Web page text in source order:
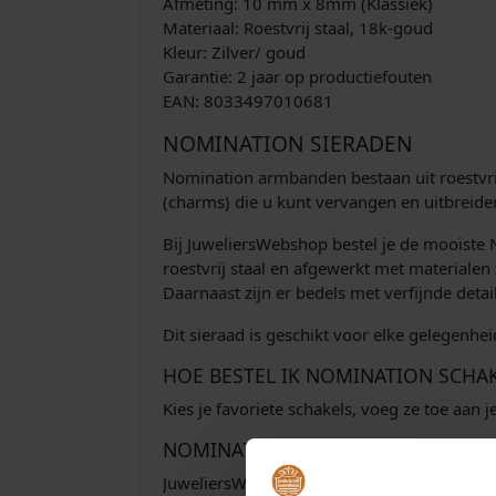
Materiaal: Roestvrij staal, 18k-goud
Kleur: Zilver/ goud
Garantie: 2 jaar op productiefouten
EAN: 8033497010681
NOMINATION SIERADEN
Nomination armbanden bestaan uit
(charms) die u kunt vervangen en
Bij JuweliersWebshop bestel je de
roestvrij staal en afgewerkt met materialen
Daarnaast zijn er bedels met verfijnde
Dit sieraad is geschikt voor elke
HOE BESTEL IK NOMINATION
Kies je favoriete schakels, voeg ze toe
NOMINATION VERKOOPPUNT EN
JuweliersWebshop is officieel dealer van